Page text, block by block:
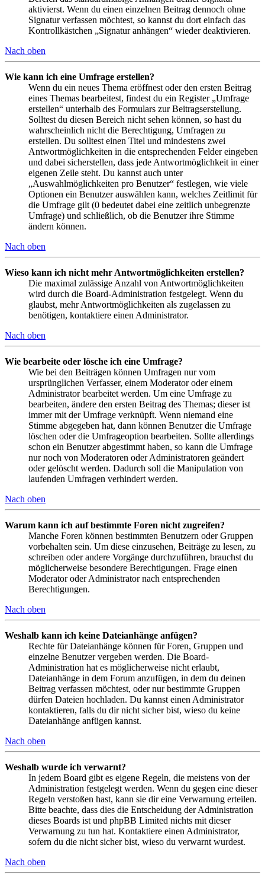
aktivierst. Wenn du einen einzelnen Beitrag dennoch ohne
Signatur verfassen möchtest, so kannst du dort einfach das
Kontrollkästchen „Signatur anhängen“ wieder deaktivieren.
Nach oben
Wie kann ich eine Umfrage erstellen?
Wenn du ein neues Thema eröffnest oder den ersten Beitrag
eines Themas bearbeitest, findest du ein Register „Umfrage
erstellen“ unterhalb des Formulars zur Beitragserstellung.
Solltest du diesen Bereich nicht sehen können, so hast du
wahrscheinlich nicht die Berechtigung, Umfragen zu
erstellen. Du solltest einen Titel und mindestens zwei
Antwortmöglichkeiten in die entsprechenden Felder eingeben
und dabei sicherstellen, dass jede Antwortmöglichkeit in einer
eigenen Zeile steht. Du kannst auch unter
„Auswahlmöglichkeiten pro Benutzer“ festlegen, wie viele
Optionen ein Benutzer auswählen kann, welches Zeitlimit für
die Umfrage gilt (0 bedeutet dabei eine zeitlich unbegrenzte
Umfrage) und schließlich, ob die Benutzer ihre Stimme
ändern können.
Nach oben
Wieso kann ich nicht mehr Antwortmöglichkeiten erstellen?
Die maximal zulässige Anzahl von Antwortmöglichkeiten
wird durch die Board-Administration festgelegt. Wenn du
glaubst, mehr Antwortmöglichkeiten als zugelassen zu
benötigen, kontaktiere einen Administrator.
Nach oben
Wie bearbeite oder lösche ich eine Umfrage?
Wie bei den Beiträgen können Umfragen nur vom
ursprünglichen Verfasser, einem Moderator oder einem
Administrator bearbeitet werden. Um eine Umfrage zu
bearbeiten, ändere den ersten Beitrag des Themas; dieser ist
immer mit der Umfrage verknüpft. Wenn niemand eine
Stimme abgegeben hat, dann können Benutzer die Umfrage
löschen oder die Umfrageoption bearbeiten. Sollte allerdings
schon ein Benutzer abgestimmt haben, so kann die Umfrage
nur noch von Moderatoren oder Administratoren geändert
oder gelöscht werden. Dadurch soll die Manipulation von
laufenden Umfragen verhindert werden.
Nach oben
Warum kann ich auf bestimmte Foren nicht zugreifen?
Manche Foren können bestimmten Benutzern oder Gruppen
vorbehalten sein. Um diese einzusehen, Beiträge zu lesen, zu
schreiben oder andere Vorgänge durchzuführen, brauchst du
möglicherweise besondere Berechtigungen. Frage einen
Moderator oder Administrator nach entsprechenden
Berechtigungen.
Nach oben
Weshalb kann ich keine Dateianhänge anfügen?
Rechte für Dateianhänge können für Foren, Gruppen und
einzelne Benutzer vergeben werden. Die Board-
Administration hat es möglicherweise nicht erlaubt,
Dateianhänge in dem Forum anzufügen, in dem du deinen
Beitrag verfassen möchtest, oder nur bestimmte Gruppen
dürfen Dateien hochladen. Du kannst einen Administrator
kontaktieren, falls du dir nicht sicher bist, wieso du keine
Dateianhänge anfügen kannst.
Nach oben
Weshalb wurde ich verwarnt?
In jedem Board gibt es eigene Regeln, die meistens von der
Administration festgelegt werden. Wenn du gegen eine dieser
Regeln verstoßen hast, kann sie dir eine Verwarnung erteilen.
Bitte beachte, dass dies die Entscheidung der Administration
dieses Boards ist und phpBB Limited nichts mit dieser
Verwarnung zu tun hat. Kontaktiere einen Administrator,
sofern du die nicht sicher bist, wieso du verwarnt wurdest.
Nach oben